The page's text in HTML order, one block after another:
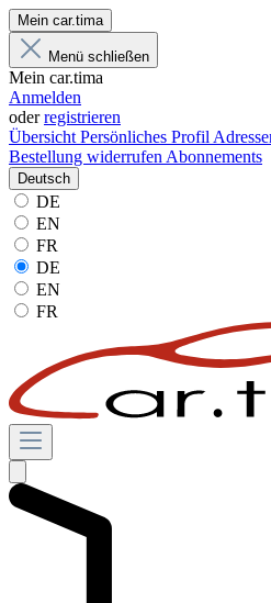
Mein car.tima
Menü schließen
Mein car.tima
Anmelden
oderregistrieren
Übersicht Persönliches Profil
Bestellung widerrufen Abonnements
Deutsch
DE
EN
FR
DE
EN
FR